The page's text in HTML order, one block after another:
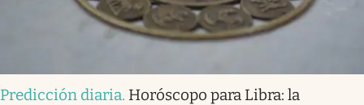
Predicción diaria. Horóscopo para Libra: la